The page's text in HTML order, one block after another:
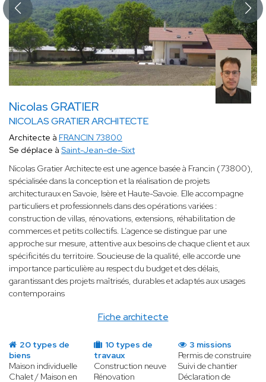
Nicolas GRATIER
NICOLAS GRATIER ARCHITECTE
Fiche architecte
Architecte à FRANCIN 73800
Se déplace à Saint-Jean-de-Sixt
Nicolas Gratier Architecte est une agence basée à Francin (73800),
spécialisée dans la conception et la réalisation de projets
architecturaux en Savoie, Isère et Haute-Savoie. Elle accompagne
particuliers et professionnels dans des opérations variées :
construction de villas, rénovations, extensions, réhabilitation de
commerces et petits collectifs. L’agence se distingue par une
approche sur mesure, attentive aux besoins de chaque client et aux
spécificités du territoire. Soucieuse de la qualité, elle accorde une
importance particulière au respect du budget et des délais,
garantissant des projets maîtrisés, durables et adaptés aux usages
contemporains
20 types de
biens
Maison individuelle
Chalet / Maison en
10 types de
travaux
Construction neuve
Rénovation
3 missions
Permis de construire
Suivi de chantier
Déclaration de